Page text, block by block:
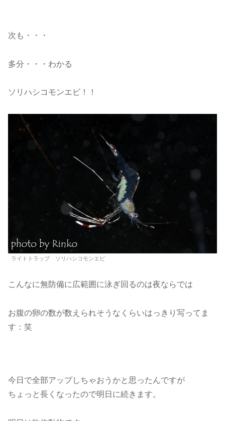
次も・・・
多分・・・わかる
ソリハシコモンエビ！！
ライトトラップ ソリハシコモンエビ
こんなに無防備に広範囲に泳ぎ回るのは夜ならでは
お腹の卵の数が数えられそうなくらいはっきり写ってま
す：笑
今日で全部アップしちゃおうかと思ったんですが
ちょっと長くなったので明日に続きます。